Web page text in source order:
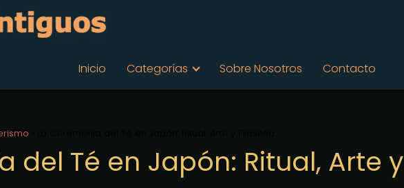
Inicio Categorías Sobre Nosotros Contacto
del Té en Japón: Ritual, Arte y